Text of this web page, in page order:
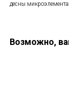
десны
Возможно,